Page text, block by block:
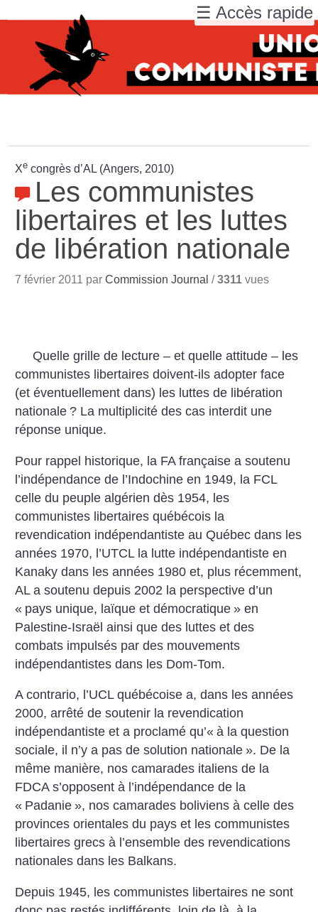
Xe congrès d’AL (Angers, 2010)
Les communistes
libertaires et les luttes
de libération nationale
7 février 2011 parCommission Journal /3311 vues
Quelle grille de lecture – et quelle attitude – les
communistes libertaires doivent-ils adopter face
(et éventuellement dans) les luttes de libération
nationale ? La multiplicité des cas interdit une
réponse unique.
Pour rappel historique, la FA française a soutenu
l’indépendance de l’Indochine en 1949, la FCL
celle du peuple algérien dès 1954, les
communistes libertaires québécois la
revendication indépendantiste au Québec dans les
années 1970, l’UTCL la lutte indépendantiste en
Kanaky dans les années 1980 et, plus récemment,
AL a soutenu depuis 2002 la perspective d’un
« pays unique, laïque et démocratique » en
Palestine-Israël ainsi que des luttes et des
combats impulsés par des mouvements
indépendantistes dans les Dom-Tom.
A contrario, l’UCL québécoise a, dans les années
2000, arrêté de soutenir la revendication
indépendantiste et a proclamé qu’« à la question
sociale, il n’y a pas de solution nationale ». De la
même manière, nos camarades italiens de la
FDCA s’opposent à l’indépendance de la
« Padanie », nos camarades boliviens à celle des
provinces orientales du pays et les communistes
libertaires grecs à l’ensemble des revendications
nationales dans les Balkans.
Depuis 1945, les communistes libertaires ne sont
☰ Accès rapide